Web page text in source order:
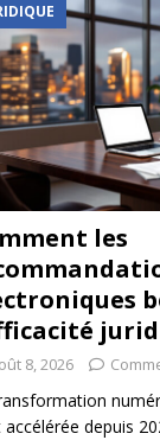
les
8, 2026
accélérée depuis